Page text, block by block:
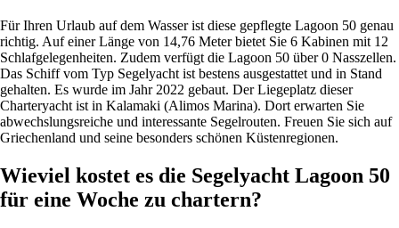
Für Ihren Urlaub auf dem Wasser ist diese gepflegte Lagoon 50 genau
richtig. Auf einer Länge von 14,76 Meter bietet Sie 6 Kabinen mit 12
Schlafgelegenheiten. Zudem verfügt die Lagoon 50 über 0 Nasszellen.
Das Schiff vom Typ Segelyacht ist bestens ausgestattet und in Stand
gehalten. Es wurde im Jahr 2022 gebaut. Der Liegeplatz dieser
Charteryacht ist in Kalamaki (Alimos Marina). Dort erwarten Sie
abwechslungsreiche und interessante Segelrouten. Freuen Sie sich auf
Griechenland und seine besonders schönen Küstenregionen.
Wieviel kostet es die Segelyacht Lagoon 50
für eine Woche zu chartern?